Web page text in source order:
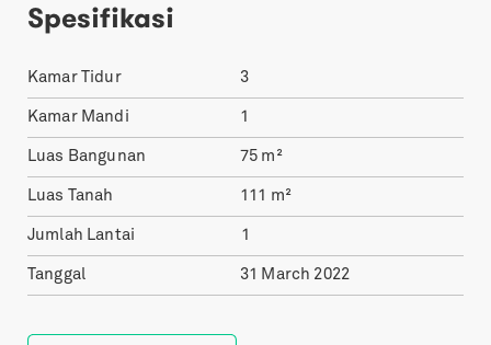
Spesifikasi
Kamar Tidur 3
Kamar Mandi 1
Luas Bangunan 75 m²
Luas Tanah 111 m²
Jumlah Lantai 1
Tanggal 31 March 2022